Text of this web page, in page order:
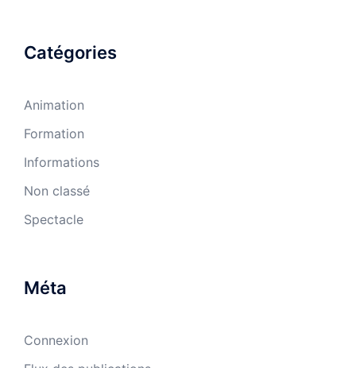
Catégories
Animation
Formation
Informations
Non classé
Spectacle
Méta
Connexion